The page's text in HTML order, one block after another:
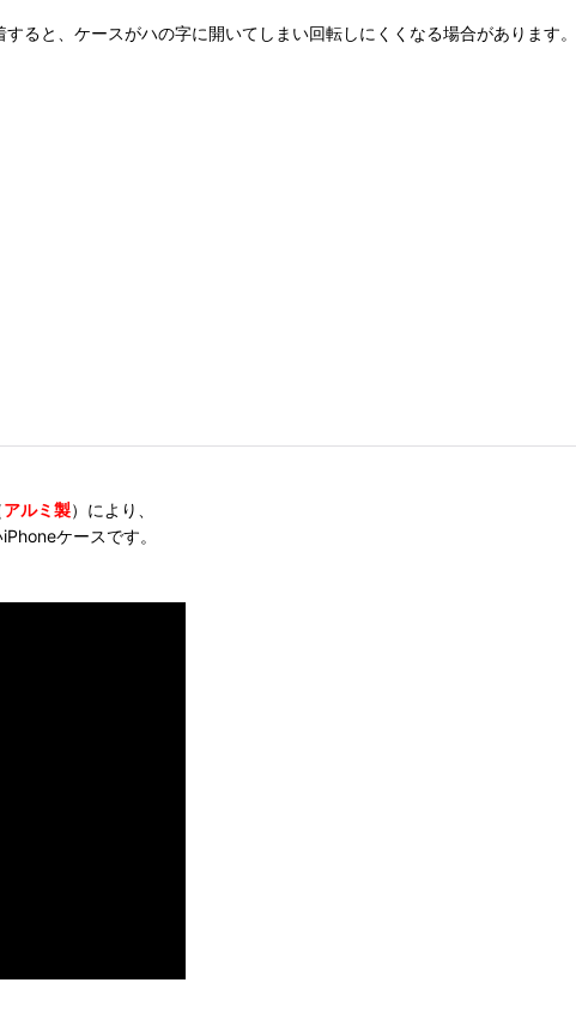
ると、ケースがハの字に開いてしまい回転しにくくなる場合があります。
アルミ製）により、
ケースです。